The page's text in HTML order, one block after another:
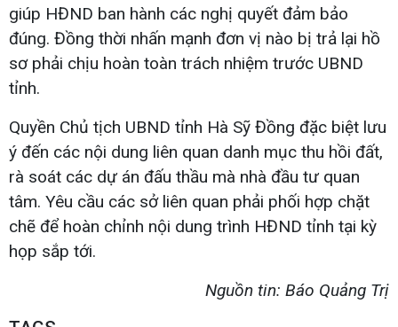
giúp HĐND ban hành các nghị quyết đảm bảo
đúng. Đồng thời nhấn mạnh đơn vị nào bị trả lại hồ
sơ phải chịu hoàn toàn trách nhiệm trước UBND
tỉnh.
Quyền Chủ tịch UBND tỉnh Hà Sỹ Đồng đặc biệt lưu
ý đến các nội dung liên quan danh mục thu hồi đất,
rà soát các dự án đấu thầu mà nhà đầu tư quan
tâm. Yêu cầu các sở liên quan phải phối hợp chặt
chẽ để hoàn chỉnh nội dung trình HĐND tỉnh tại kỳ
họp sắp tới.
Nguồn tin: Báo Quảng Trị